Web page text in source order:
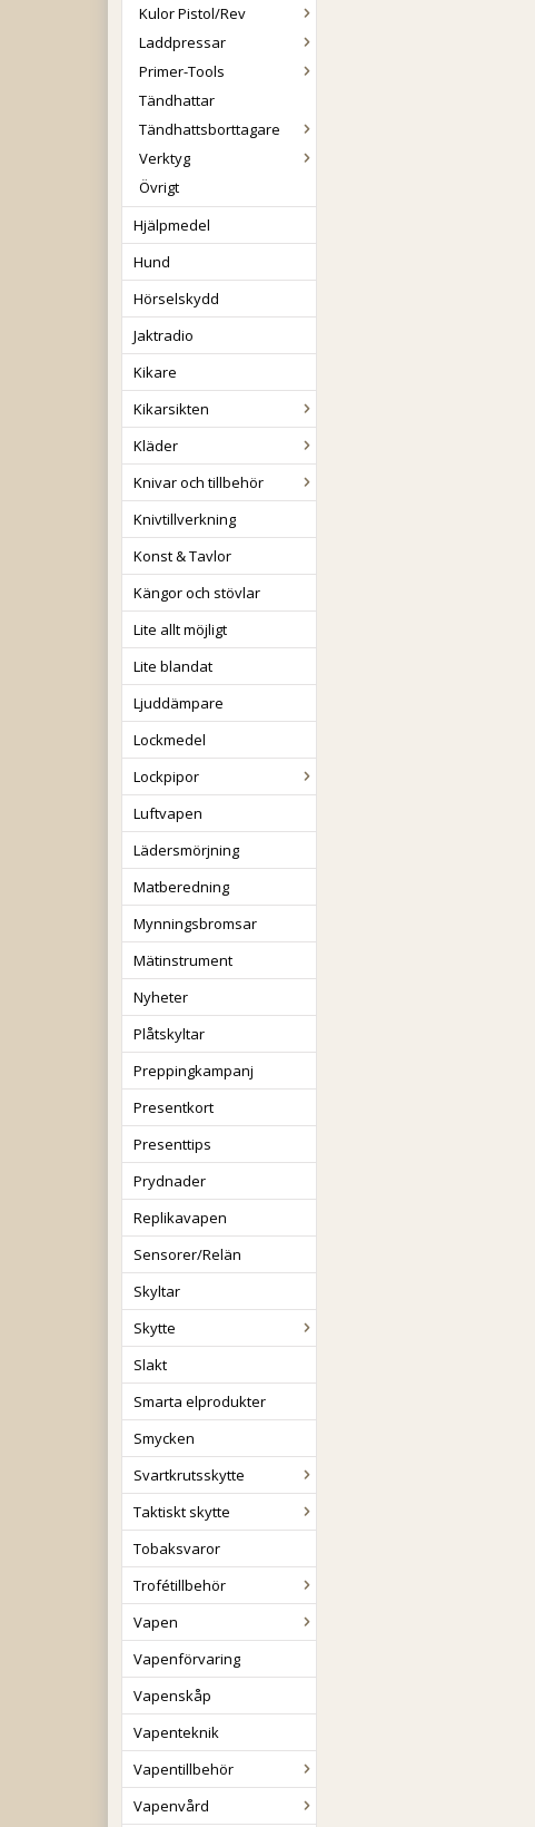
Kulor Pistol/Rev
Laddpressar
Primer-Tools
Tändhattar
Tändhattsborttagare
Verktyg
Övrigt
Hjälpmedel
Hund
Hörselskydd
Jaktradio
Kikare
Kikarsikten
Kläder
Knivar och tillbehör
Knivtillverkning
Konst & Tavlor
Kängor och stövlar
Lite allt möjligt
Lite blandat
Ljuddämpare
Lockmedel
Lockpipor
Luftvapen
Lädersmörjning
Matberedning
Mynningsbromsar
Mätinstrument
Nyheter
Plåtskyltar
Preppingkampanj
Presentkort
Presenttips
Prydnader
Replikavapen
Sensorer/Relän
Skyltar
Skytte
Slakt
Smarta elprodukter
Smycken
Svartkrutsskytte
Taktiskt skytte
Tobaksvaror
Trofétillbehör
Vapen
Vapenförvaring
Vapenskåp
Vapenteknik
Vapentillbehör
Vapenvård